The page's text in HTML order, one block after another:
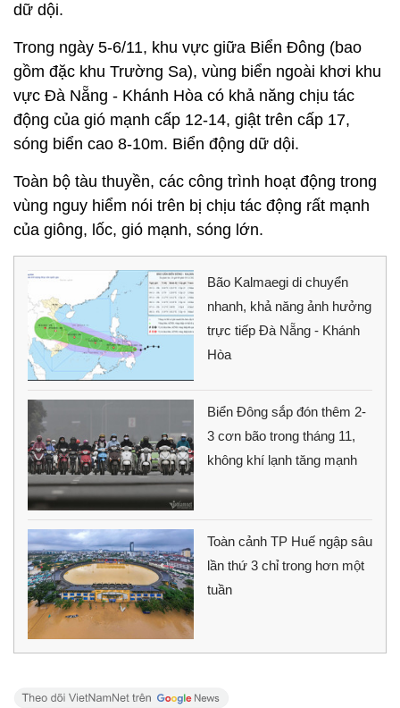
dữ dội.
Trong ngày 5-6/11, khu vực giữa Biển Đông (bao
gồm đặc khu Trường Sa), vùng biển ngoài khơi khu
vực Đà Nẵng - Khánh Hòa có khả năng chịu tác
động của gió mạnh cấp 12-14, giật trên cấp 17,
sóng biển cao 8-10m. Biển động dữ dội.
Toàn bộ tàu thuyền, các công trình hoạt động trong
vùng nguy hiểm nói trên bị chịu tác động rất mạnh
của giông, lốc, gió mạnh, sóng lớn.
Bão Kalmaegi di chuyển
nhanh, khả năng ảnh hưởng
trực tiếp Đà Nẵng - Khánh
Hòa
Biển Đông sắp đón thêm 2-
3 cơn bão trong tháng 11,
không khí lạnh tăng mạnh
Toàn cảnh TP Huế ngập sâu
lần thứ 3 chỉ trong hơn một
tuần